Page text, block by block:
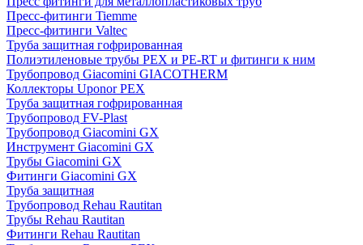
Пресс-фитинги Tiemme
Пресс-фитинги Valtec
Труба защитная гофрированная
Полиэтиленовые трубы PEX и PE-RT и фитинги к ним
Трубопровод Giacomini GIACOTHERM
Коллекторы Uponor PEX
Труба защитная гофрированная
Трубопровод FV-Plast
Трубопровод Giacomini GX
Инструмент Giacomini GX
Трубы Giacomini GX
Фитинги Giacomini GX
Труба защитная
Трубопровод Rehau Rautitan
Трубы Rehau Rautitan
Фитинги Rehau Rautitan